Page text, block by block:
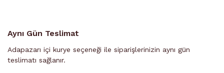
Aynı Gün Teslimat
Adapazarı içi kurye seçeneği ile siparişlerinizin aynı gün
teslimatı sağlanır.